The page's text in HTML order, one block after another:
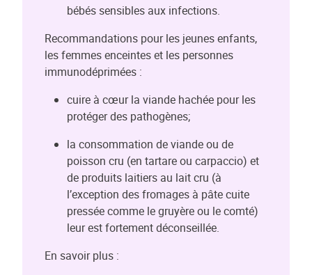
bébés sensibles aux infections.
Recommandations pour les jeunes enfants,
les femmes enceintes et les personnes
immunodéprimées :
cuire à cœur la viande hachée pour les
protéger des pathogènes;
la consommation de viande ou de
poisson cru (en tartare ou carpaccio) et
de produits laitiers au lait cru (à
l’exception des fromages à pâte cuite
pressée comme le gruyère ou le comté)
leur est fortement déconseillée.
En savoir plus :